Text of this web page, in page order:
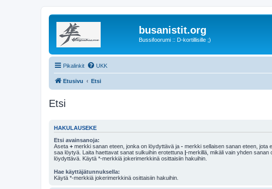
busanistit.org
Bussifoorumi :: D-kortillisille ;)
Pikalinkit UKK
Etusivu Etsi
Etsi
HAKULAUSEKE
Etsi avainsanoja:
Aseta + merkki sanan eteen, jonka on löydyttävä ja - merkki sellaisen sanan eteen, jota
saa löytyä. Laita haettavat sanat sulkuihin erotettuna |-merkillä, mikäli vain yhden sanan
löydyttävä. Käytä *-merkkiä jokerimerkkinä osittaisiin hakuihin.
Hae käyttäjätunnuksella:
Käytä *-merkkiä jokerimerkkinä osittaisiin hakuihin.